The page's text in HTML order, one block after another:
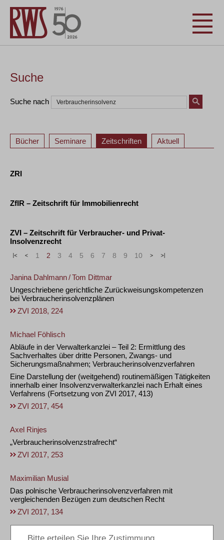
Suche
Suche nach
Bücher Seminare Zeitschriften Aktuell
ZRI
ZfIR – Zeitschrift für Immobilienrecht
ZVI – Zeitschrift für Verbraucher- und Privat-
Insolvenzrecht
« < 1 2 3 4 5 6 7 8 9 10 > »
Janina Dahlmann/Tom Dittmar
Ungeschriebene gerichtliche Zurückweisungskompetenzen
bei Verbraucherinsolvenzplänen
ZVI 2018, 224
Michael Föhlisch
Abläufe in der Verwalterkanzlei – Teil 2: Ermittlung des
Sachverhaltes über dritte Personen, Zwangs- und
Sicherungsmaßnahmen; Verbraucherinsolvenzverfahren
Eine Darstellung der (weitgehend) routinemäßigen Tätigkeiten
innerhalb einer Insolvenzverwalterkanzlei nach Erhalt eines
Verfahrens (Fortsetzung von ZVI 2017, 413)
ZVI 2017, 454
Axel Rinjes
„Verbraucherinsolvenzstrafrecht“
ZVI 2017, 253
Maximilian Musial
Das polnische Verbraucherinsolvenzverfahren mit
vergleichenden Bezügen zum deutschen Recht
ZVI 2017, 134
Frane Zivkovic